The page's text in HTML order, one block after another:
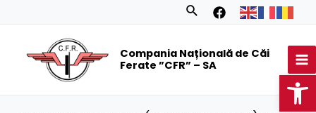
Search
Compania Națională de Căi
Ferate ”CFR” – SA